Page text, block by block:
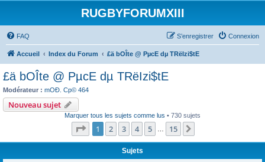
RUGBYFORUMXIII
FAQ Connexion
S’enregistrer
Accueil Index du Forum £ä bOÎte @ PµcE dµ TRëIzi$tE
£ä bOÎte @ PµcE dµ TRëIzi$tE
Modérateur : mOÐ. Cp© 464
Nouveau sujet
Marquer tous les sujets comme lus • 730 sujets
Page 1sur15
1 2 3 4 5 15
Sujets